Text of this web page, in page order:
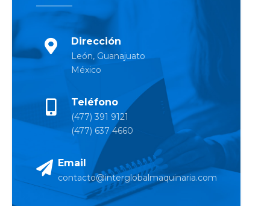
Dirección
León, Guanajuato
México
Teléfono
(477) 391 9121
(477) 637 4660
Email
contacto@interglobalmaquinaria.com